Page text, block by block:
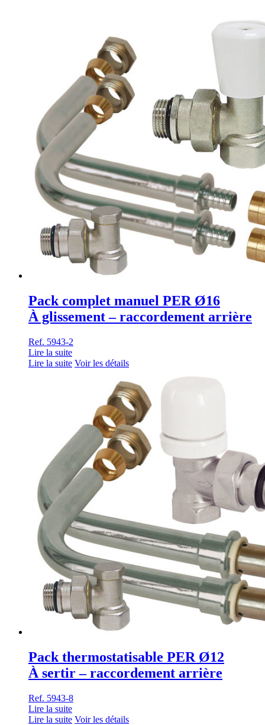
Pack complet manuel PER Ø16
À glissement – raccordement arrière
Ref. 5943-2
Lire la suite
Lire la suite Voir les détails
Pack thermostatisable PER Ø12
À sertir – raccordement arrière
Ref. 5943-8
Lire la suite
Lire la suite Voir les détails